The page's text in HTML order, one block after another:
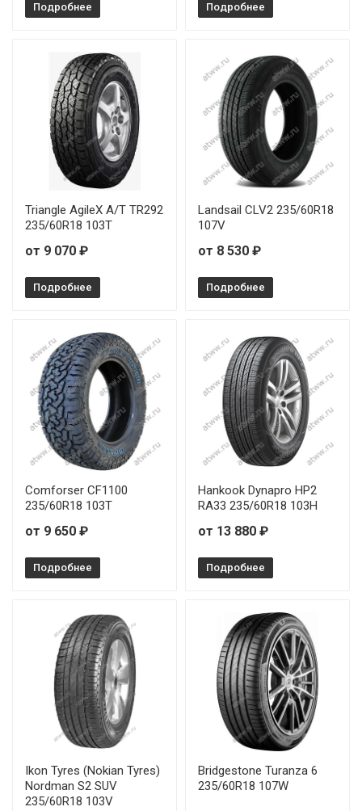
Подробнее Подробнее
Triangle AgileX A/T TR292
235/60R18 103T
от 9 070 ₽
Подробнее
Landsail CLV2 235/60R18
107V
от 8 530 ₽
Подробнее
Comforser CF1100
235/60R18 103Т
от 9 650 ₽
Подробнее
Hankook Dynapro HP2
RA33 235/60R18 103H
от 13 880 ₽
Подробнее
Ikon Tyres (Nokian Tyres)
Nordman S2 SUV
235/60R18 103V
Bridgestone Turanza 6
235/60R18 107W